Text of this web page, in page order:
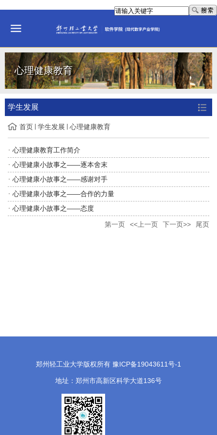
心理健康教育
学生发展
首页 学生发展 心理健康教育
心理健康教育工作简介
心理健康小故事之——逐本舍末
心理健康小故事之——感谢对手
心理健康小故事之——合作的力量
心理健康小故事之——态度
第一页 <<上一页 下一页>> 尾页
郑州轻工业大学版权所有 豫ICP备19043611号-1
地址：郑州市高新区科学大道136号